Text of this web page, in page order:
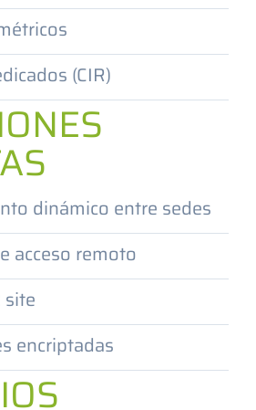
(CIR)
dinámico entre sedes
acceso remoto
site
encriptadas